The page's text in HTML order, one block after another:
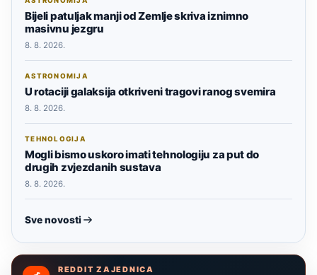
Bijeli patuljak manji od Zemlje skriva iznimno
masivnu jezgru
8. 8. 2026.
ASTRONOMIJA
U rotaciji galaksija otkriveni tragovi ranog svemira
8. 8. 2026.
TEHNOLOGIJA
Mogli bismo uskoro imati tehnologiju za put do
drugih zvjezdanih sustava
8. 8. 2026.
Sve novosti
REDDIT ZAJEDNICA